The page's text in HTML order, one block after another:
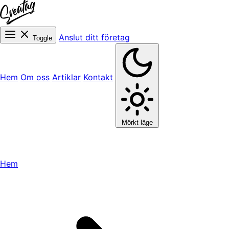
Toggle Anslut ditt företag
Hem Om oss Artiklar Kontakt
Mörkt läge
Hem